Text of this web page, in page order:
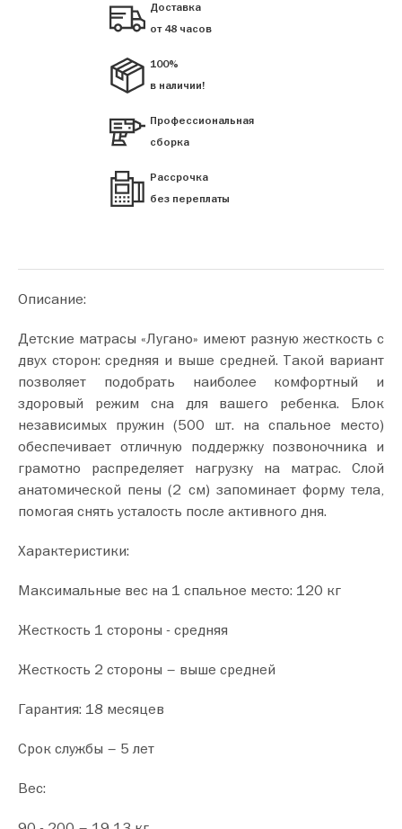
Доставка
от 48 часов
100%
в наличии!
Профессиональная
сборка
Рассрочка
без переплаты
Описание:
Детские матрасы «Лугано» имеют разную жесткость с
двух сторон: средняя и выше средней. Такой вариант
позволяет подобрать наиболее комфортный и
здоровый режим сна для вашего ребенка. Блок
независимых пружин (500 шт. на спальное место)
обеспечивает отличную поддержку позвоночника и
грамотно распределяет нагрузку на матрас. Слой
анатомической пены (2 см) запоминает форму тела,
помогая снять усталость после активного дня.
Характеристики:
Максимальные вес на 1 спальное место: 120 кг
Жесткость 1 стороны - средняя
Жесткость 2 стороны – выше средней
Гарантия: 18 месяцев
Срок службы – 5 лет
Вес: